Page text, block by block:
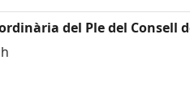
del Ple del Consell